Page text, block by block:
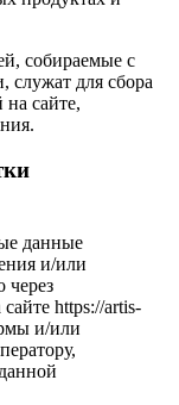
собираемые с
служат для сбора
сайте,
данные
и/или
через
https://artis-
и/или